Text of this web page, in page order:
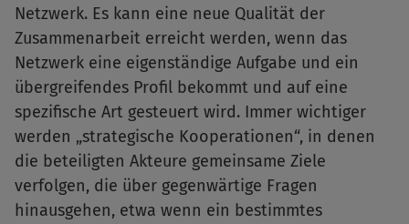
Netzwerk. Es kann eine neue Qualität der
Zusammenarbeit erreicht werden, wenn das
Netzwerk eine eigenständige Aufgabe und ein
übergreifendes Profil bekommt und auf eine
spezifische Art gesteuert wird. Immer wichtiger
werden „strategische Kooperationen“, in denen
die beteiligten Akteure gemeinsame Ziele
verfolgen, die über gegenwärtige Fragen
hinausgehen, etwa wenn ein bestimmtes